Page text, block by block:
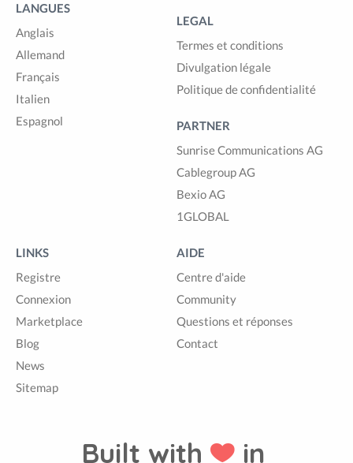
LANGUES
Anglais
Allemand
Français
Italien
Espagnol
LEGAL
Termes et conditions
Divulgation légale
Politique de confidentialité
PARTNER
Sunrise Communications AG
Cablegroup AG
Bexio AG
1GLOBAL
LINKS
Registre
Connexion
Marketplace
Blog
News
Sitemap
AIDE
Centre d'aide
Community
Questions et réponses
Contact
Built with in